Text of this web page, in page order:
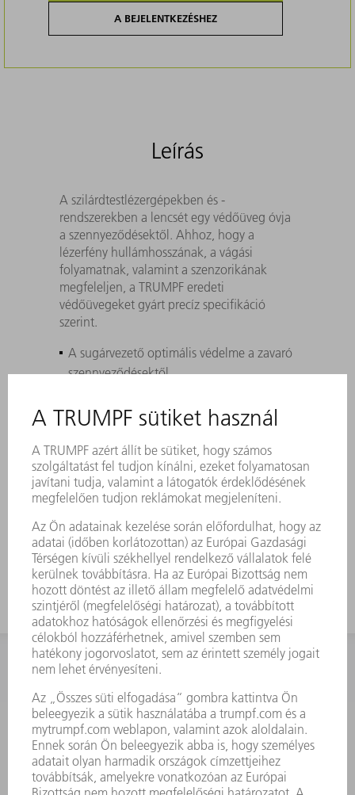
A BEJELENTKEZÉSHEZ
Leírás
A szilárdtestlézergépekben és -
rendszerekben a lencsét egy védőüveg óvja
a szennyeződésektől. Ahhoz, hogy a
lézerfény hullámhosszának, a vágási
folyamatnak, valamint a szenzorikának
megfeleljen, a TRUMPF eredeti
védőüvegeket gyárt precíz specifikáció
szerint.
A sugárvezető optimális védelme a zavaró
szennyeződésektől
speciális bevonatának és a lézervédő
köszönhetően
A legnagyobb megbízhatóság - az eredeti
védőüvegek minden paraméterben
100%-ig megfelelnek a TRUMPF
követelményeknek
KAPCSOLAT
Szerszám
3628576045
08.00 - 16.30
szerszam@hu.trumpf.com
KAPCSOLAT
Alkatrész